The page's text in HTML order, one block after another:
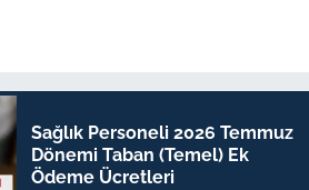
Sağlık Personeli 2026 Temmuz
Dönemi Taban (Temel) Ek
Ödeme Ücretleri